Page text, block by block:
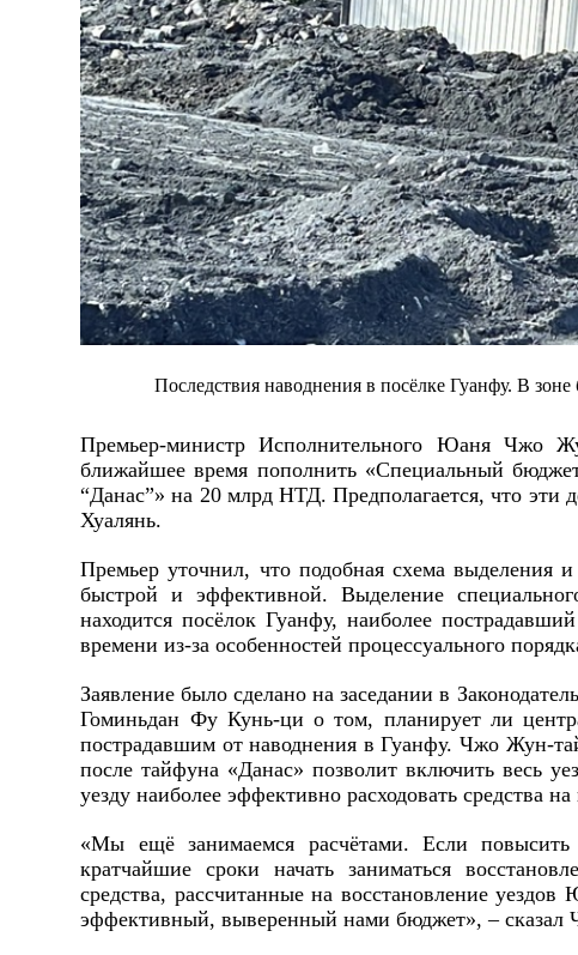
Последствия наводнения в посёлке Гуанфу. В
Премьер-министр Исполнительного Юаня Чжо
ближайшее время пополнить «Специальный
“Данас”» на 20 млрд НТД. Предполагается, что эти
Хуалянь.
Премьер уточнил, что подобная схема выделения
быстрой и эффективной. Выделение
находится посёлок Гуанфу, наиболее
времени из-за особенностей процессуального
Заявление было сделано на заседании в
Гоминьдан Фу Кунь-ци о том, планирует ли
пострадавшим от наводнения в Гуанфу. Чжо Жун-
после тайфуна «Данас» позволит включить весь
уезду наиболее эффективно расходовать средства
«Мы ещё занимаемся расчётами. Если
кратчайшие сроки начать заниматься
средства, рассчитанные на восстановление
эффективный, выверенный нами бюджет», – сказал